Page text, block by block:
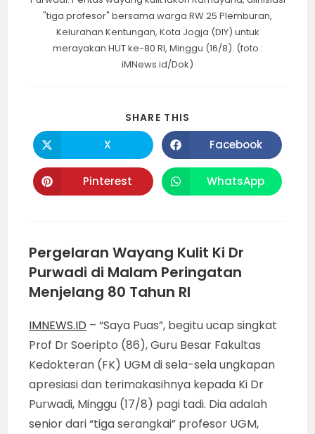
"tiga profesor" bersama warga RW 25 Plemburan,
Kelurahan Kentungan, Kota Jogja (DIY) untuk
merayakan HUT ke-80 RI, Minggu (16/8). (foto :
iMNews.id/Dok)
SHARE THIS
Opens
in
a
new
window
X Opens
in
a
new
window
Facebook
Opens
in
Pinterest Opens
in
WhatsApp
Pergelaran Wayang Kulit Ki Dr
Purwadi di Malam Peringatan
Menjelang 80 Tahun RI
IMNEWS.ID – “Saya Puas”, begitu ucap singkat
Prof Dr Soeripto (86), Guru Besar Fakultas
Kedokteran (FK) UGM di sela-sela ungkapan
apresiasi dan terimakasihnya kepada Ki Dr
Purwadi, Minggu (17/8) pagi tadi. Dia adalah
senior dari “tiga serangkai” profesor UGM,